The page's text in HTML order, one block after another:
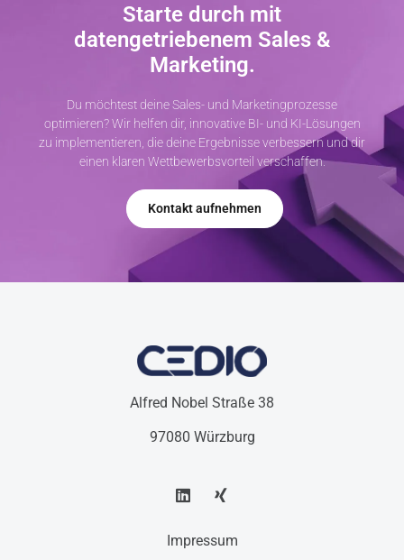
Starte durch mit
datengetriebenem Sales &
Marketing.
Du möchtest deine Sales- und Marketingprozesse
optimieren? Wir helfen dir, innovative BI- und KI-Lösungen
zu implementieren, die deine Ergebnisse verbessern und dir
einen klaren Wettbewerbsvorteil verschaffen.
Kontakt aufnehmen
Edirne
Alfred Nobel Straße 38
97080 Würzburg
Impressum